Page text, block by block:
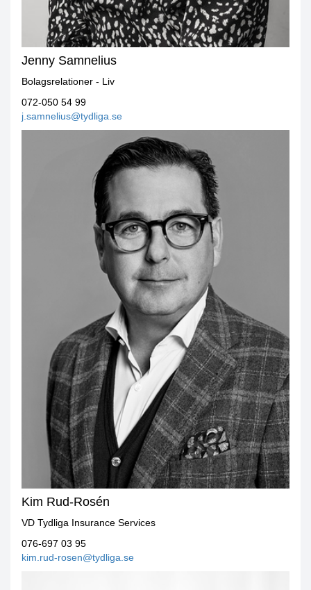
Jenny Samnelius
Bolagsrelationer - Liv
072-050 54 99
j.samnelius@tydliga.se
Kim Rud-Rosén
VD Tydliga Insurance Services
076-697 03 95
kim.rud-rosen@tydliga.se